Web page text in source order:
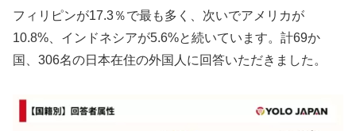
フィリピンが17.3％で最も多く、次いでアメリカが
10.8%、インドネシアが5.6%と続いています。計69か
国、306名の日本在住の外国人に回答いただきました。